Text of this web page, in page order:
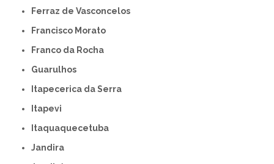
Ferraz de Vasconcelos
Francisco Morato
Franco da Rocha
Guarulhos
Itapecerica da Serra
Itapevi
Itaquaquecetuba
Jandira